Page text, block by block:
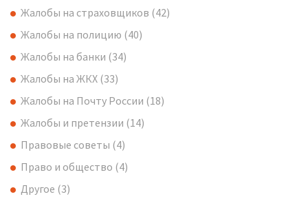
Жалобы на страховщиков (42)
Жалобы на полицию (40)
Жалобы на банки (34)
Жалобы на ЖКХ (33)
Жалобы на Почту России (18)
Жалобы и претензии (14)
Правовые советы (4)
Право и общество (4)
Другое (3)